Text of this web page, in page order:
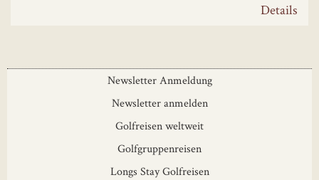
Details
Newsletter Anmeldung
Newsletter anmelden
Golfreisen weltweit
Golfgruppenreisen
Longs Stay Golfreisen